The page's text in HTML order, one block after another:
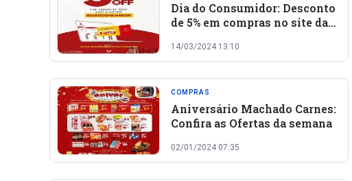
Dia do Consumidor: Desconto
de 5% em compras no site da
14/03/2024 13:10
COMPRAS
Aniversário Machado Carnes:
Confira as Ofertas da semana
02/01/2024 07:35